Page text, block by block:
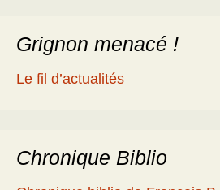
Grignon menacé !
Le fil d’actualités
Chronique Biblio